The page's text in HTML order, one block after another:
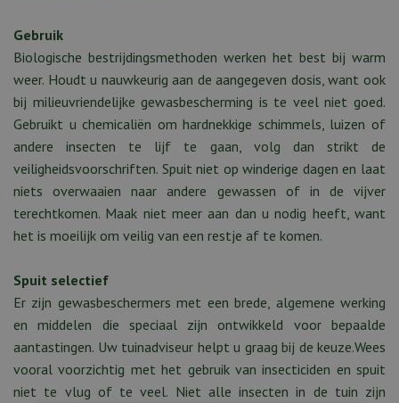
Gebruik
Biologische bestrijdingsmethoden werken het best bij warm
weer. Houdt u nauwkeurig aan de aangegeven dosis, want ook
bij milieuvriendelijke gewasbescherming is te veel niet goed.
Gebruikt u chemicaliën om hardnekkige schimmels, luizen of
andere insecten te lijf te gaan, volg dan strikt de
veiligheidsvoorschriften. Spuit niet op winderige dagen en laat
niets overwaaien naar andere gewassen of in de vijver
terechtkomen. Maak niet meer aan dan u nodig heeft, want
het is moeilijk om veilig van een restje af te komen.
Spuit selectief
Er zijn gewasbeschermers met een brede, algemene werking
en middelen die speciaal zijn ontwikkeld voor bepaalde
aantastingen. Uw tuinadviseur helpt u graag bij de keuze.Wees
vooral voorzichtig met het gebruik van insecticiden en spuit
niet te vlug of te veel. Niet alle insecten in de tuin zijn